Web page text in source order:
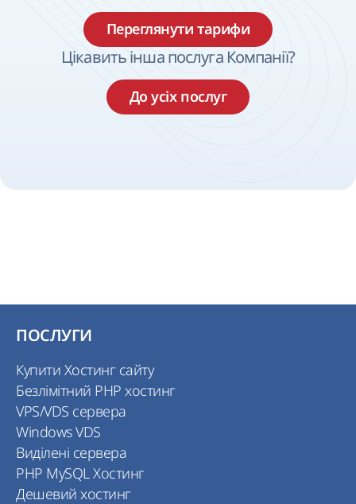
Переглянути тарифи
Цікавить інша послуга Компанії?
До усіх послуг
ПОСЛУГИ
Купити Хостинг сайту
Безлімітний PHP хостинг
VPS/VDS сервера
Windows VDS
Виділені сервера
PHP MySQL Хостинг
Дешевий хостинг